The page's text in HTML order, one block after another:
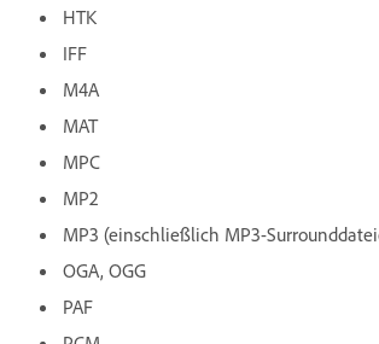
HTK
IFF
M4A
MAT
MPC
MP2
MP3 (einschließlich MP3-
OGA, OGG
PAF